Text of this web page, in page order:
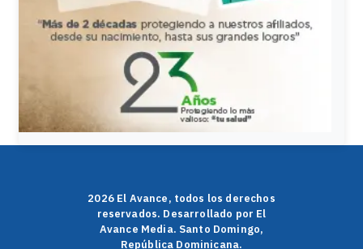
2026 El Avance, todos los derechos
reservados. Desarrollado por El
Avance Media. Santo Domingo,
República Dominicana.